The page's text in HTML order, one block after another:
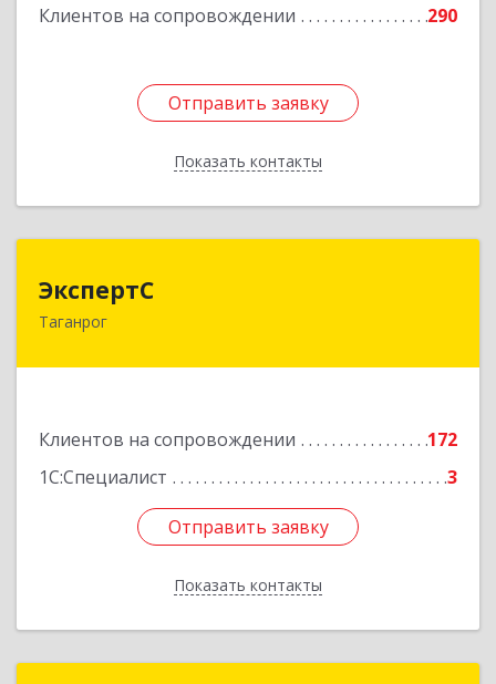
Клиентов на сопровождении 290
Отправить заявку
Показать контакты
Отправить заявку
Назад
ЭкспертС
Таганрог
Клиентов на сопровождении
172
1С:Специалист
3
Отправить заявку
Показать контакты
Отправить заявку
Назад